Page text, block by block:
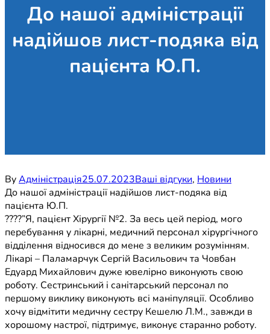
До нашої адміністрації
надійшов лист-подяка від
пацієнта Ю.П.
ByАдміністрація25.07.2023Ваші відгуки, Новини
До нашої адміністрації надійшов лист-подяка від
пацієнта Ю.П.
????”Я, пацієнт Хірургії №2. За весь цей період, мого
перебування у лікарні, медичний персонал хірургічного
відділення відносився до мене з великим розумінням.
Лікарі – Паламарчук Сергій Васильович та Човбан
Едуард Михайлович дуже ювелірно виконують свою
роботу. Сестринський і санітарський персонал по
першому виклику виконують всі маніпуляції. Особливо
хочу відмітити медичну сестру Кешелю Л.М., завжди в
хорошому настрої, підтримує, виконує старанно роботу.